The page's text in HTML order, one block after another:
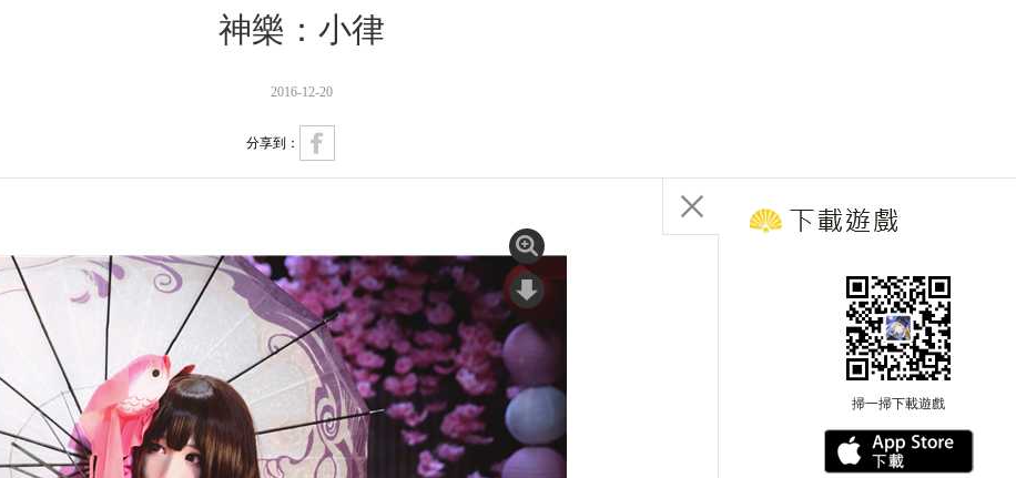
神樂：小律
2016-12-20
分享到：
掃一掃下載遊戲